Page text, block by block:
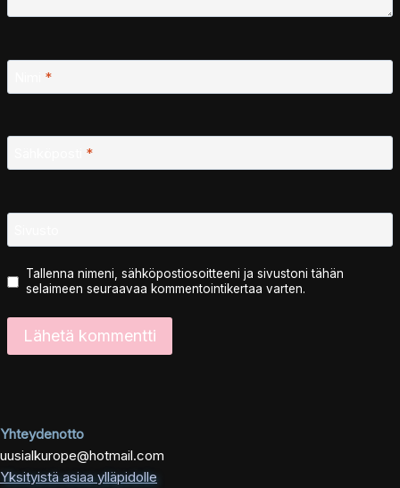
*
*
Tallenna nimeni, sähköpostiosoitteeni ja sivustoni tähän
selaimeen seuraavaa kommentointikertaa varten.
Yhteydenotto
uusialkurope@hotmail.com
Yksityistä asiaa ylläpidolle